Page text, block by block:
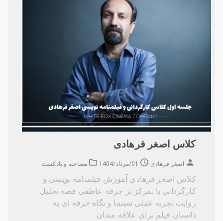
کلاس اصغر فرهادی
اصغر فرهادی 01/مرداد/1404 مصاحبه و پادکست
کلاس اصغر فرهادی آموزش فیلمنامه نویسی و
کارگردانی با تمرکز بر جرقه عاطفی قصه تحلیل
روایت تجربه عملی سینما و نگاه حرفه ای به
داستان فیلم برای علاقه مندان